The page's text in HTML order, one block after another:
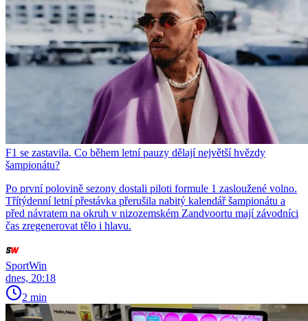
F1 se zastavila. Co během letní pauzy dělají největší hvězdy
šampionátu?
Po první polovině sezony dostali piloti formule 1 zasloužené volno.
Třítýdenní letní přestávka přerušila nabitý kalendář šampionátu a
před návratem na okruh v nizozemském Zandvoortu mají závodníci
čas zregenerovat tělo i hlavu.
SportWin
dnes, 20:18
2 min